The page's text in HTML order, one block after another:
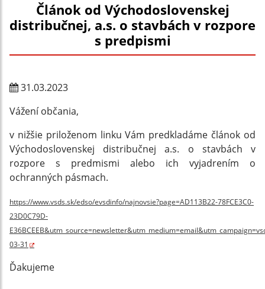
Článok od Východoslovenskej
distribučnej, a.s. o stavbách v rozpore
s predpismi
31.03.2023
Vážení občania,
v nižšie priloženom linku Vám predkladáme článok od
Východoslovenskej distribučnej a.s. o stavbách v
rozpore s predmismi alebo ich vyjadrením o
ochranných pásmach.
https://www.vsds.sk/edso/evsdinfo/najnovsie?page=AD113B22-78FCE3C0-
23D0C79D-
03-31
Ďakujeme